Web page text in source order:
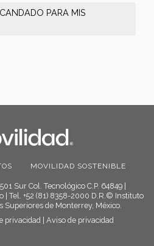
PARA MIS
MOVILIDAD SOSTENIBLE
Sur Col. Tecnológico C.P. 64849 |
| Tel. +52 (81) 8358-2000 D.R.© Instituto
Superiores de Monterrey, México.
privacidad | Aviso de privacidad